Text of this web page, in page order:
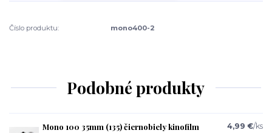
Číslo produktu: mono400-2
Podobné produkty
Mono 100 35mm (135) čiernobiely kinofilm 4,99 €/ks